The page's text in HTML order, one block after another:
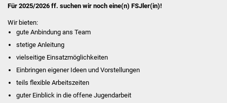
Für 2025/2026 ff. suchen wir noch eine(n) FSJler(in)!
Wir bieten:
gute Anbindung ans Team
stetige Anleitung
vielseitige Einsatzmöglichkeiten
Einbringen eigener Ideen und Vorstellungen
teils flexible Arbeitszeiten
guter Einblick in die offene Jugendarbeit